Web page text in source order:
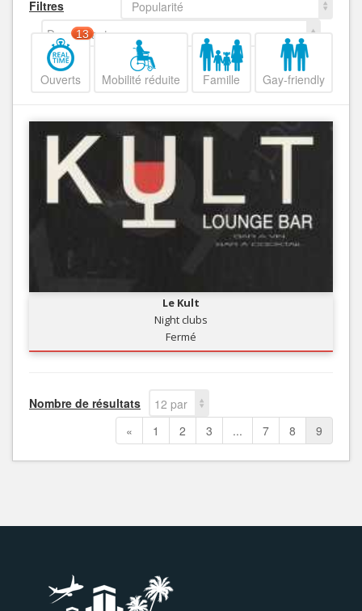
Filtres
Popularité
Decroissant
Ouverts
13
Mobilité réduite Famille Gay-friendly
Le Kult
Night clubs
Fermé
Nombre de résultats
12 par
page
« 1 2 3 ... 7 8 9